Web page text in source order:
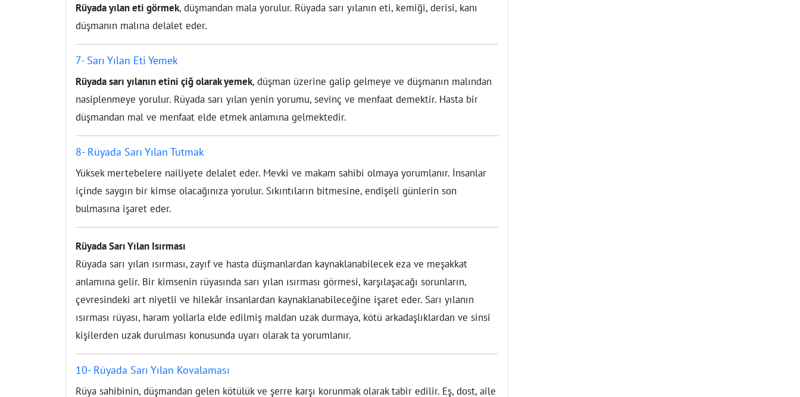
Rüyada yılan eti görmek, düşmandan mala yorulur. Rüyada sarı yılanın eti, kemiği, derisi, kanı
düşmanın malına delalet eder.
7- Sarı Yılan Eti Yemek
Rüyada sarı yılanın etini çiğ olarak yemek, düşman üzerine galip gelmeye ve düşmanın malından
nasiplenmeye yorulur. Rüyada sarı yılan yenin yorumu, sevinç ve menfaat demektir. Hasta bir
düşmandan mal ve menfaat elde etmek anlamına gelmektedir.
8- Rüyada Sarı Yılan Tutmak
Yüksek mertebelere nailiyete delalet eder. Mevki ve makam sahibi olmaya yorumlanır. İnsanlar
içinde saygın bir kimse olacağınıza yorulur. Sıkıntıların bitmesine, endişeli günlerin son
bulmasına işaret eder.
Rüyada Sarı Yılan Isırması
Rüyada sarı yılan ısırması, zayıf ve hasta düşmanlardan kaynaklanabilecek eza ve meşakkat
anlamına gelir. Bir kimsenin rüyasında sarı yılan ısırması görmesi, karşılaşacağı sorunların,
çevresindeki art niyetli ve hilekâr insanlardan kaynaklanabileceğine işaret eder. Sarı yılanın
ısırması rüyası, haram yollarla elde edilmiş maldan uzak durmaya, kötü arkadaşlıklardan ve sinsi
kişilerden uzak durulması konusunda uyarı olarak ta yorumlanır.
10- Rüyada Sarı Yılan Kovalaması
Rüya sahibinin, düşmandan gelen kötülük ve şerre karşı korunmak olarak tabir edilir. Eş, dost, aile